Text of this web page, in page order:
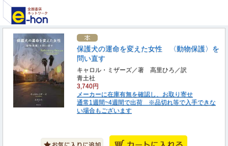
保護犬の運命を変えた女性 〈動物保護〉を
問い直す
キャロル・ミザーズ／著 高里ひろ／訳
青土社
3,740円
メーカーに在庫有無を確認し、お取り寄せ
通常1週間~4週間で出荷 ※品切れ等で入手できな
い場合もございます